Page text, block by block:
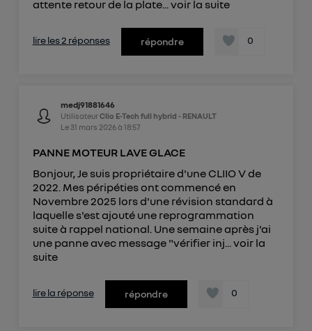
attente retour de la plate... voir la suite
lire les 2 réponses répondre 0
medj91881646
UtilisateurClio E-Tech full hybrid - RENAULT
Le 31 mars 2026à 18:57
PANNE MOTEUR LAVE GLACE
Bonjour, Je suis propriétaire d'une CLIIO V de
2022. Mes péripéties ont commencé en
Novembre 2025 lors d'une révision standard à
laquelle s'est ajouté une reprogrammation
suite à rappel national. Une semaine après j'ai
une panne avec message "vérifier inj... voir la
suite
lire la réponse répondre 0